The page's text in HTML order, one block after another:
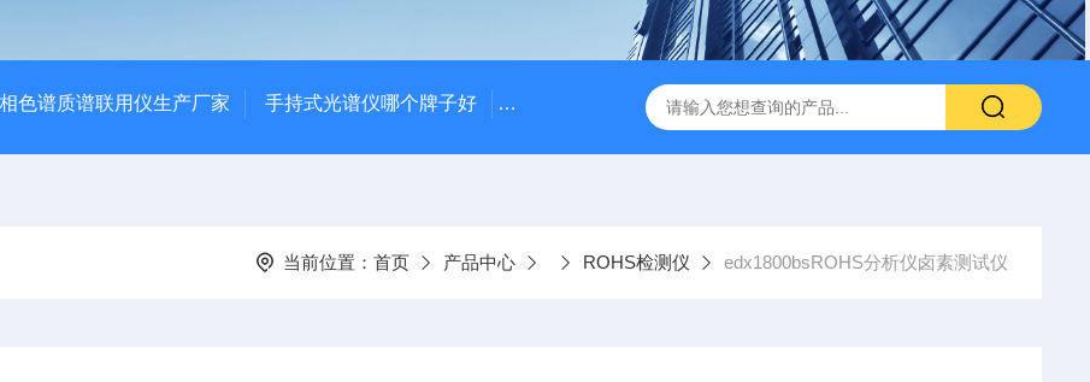
色谱质谱联用仪生产厂家 手持式光谱仪哪个牌子好 便携式X射线荧光测定仪 手持式xrf分析仪 水质重金属检测仪
当前位置： 首页 产品中心 ROHS检测仪 edx1800bsROHS分析仪卤素测试仪